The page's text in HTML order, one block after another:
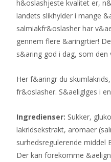
h&oslashjeste kvalitet er,
landets slikhylder i mange
salmiakfr&oslasher har
gennem flere &aringrtier!
s&aring god i dag, som den
Her f&aringr du
fr&oslasher. S&aeliglges i
Ingredienser: Sukker,
lakridsekstrakt, aromaer
surhedsregulerende middel
Der kan forekomme